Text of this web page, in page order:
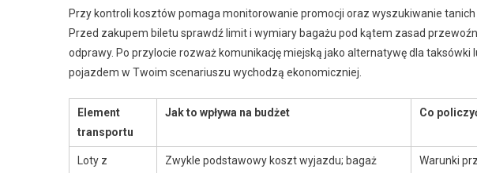
Przy kontroli kosztów pomaga monitorowanie promocji oraz wyszukiwanie
Przed zakupem biletu sprawdź limit i wymiary bagażu pod kątem zasad
odprawy. Po przylocie rozważ komunikację miejską jako alternatywę dla
pojazdem w Twoim scenariuszu wychodzą ekonomiczniej.
Element
transportu
Jak to wpływa na budżet Co
Loty z
Zwykle podstawowy koszt wyjazdu; bagaż
Warunki